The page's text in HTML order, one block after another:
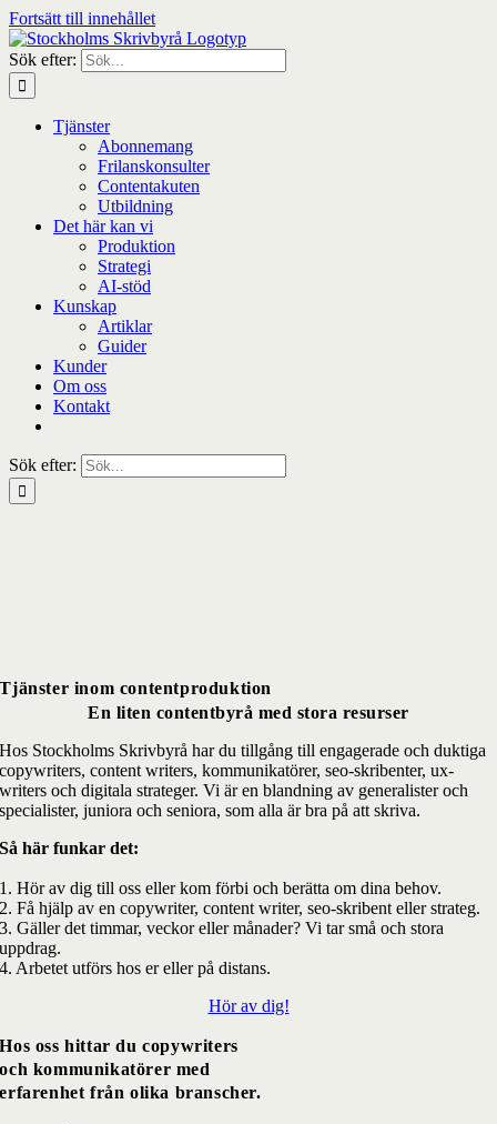
Fortsätt till innehållet
Sök efter:
Tjänster
Abonnemang
Frilanskonsulter
Contentakuten
Utbildning
Det här kan vi
Produktion
Strategi
AI-stöd
Kunskap
Artiklar
Guider
Kunder
Om oss
Kontakt
Sök efter:
Tjänster inom contentproduktion
En liten contentbyrå med stora resurser
Hos Stockholms Skrivbyrå har du tillgång till engagerade och duktiga
copywriters, content writers, kommunikatörer, seo-skribenter, ux-
writers och digitala strateger. Vi är en blandning av generalister och
specialister, juniora och seniora, som alla är bra på att skriva.
Så här funkar det:
1. Hör av dig till oss eller kom förbi och berätta om dina behov.
2. Få hjälp av en copywriter, content writer, seo-skribent eller strateg.
3. Gäller det timmar, veckor eller månader? Vi tar små och stora
uppdrag.
4. Arbetet utförs hos er eller på distans.
Hör av dig!
Hos oss hittar du copywriters
och kommunikatörer med
erfarenhet från olika branscher.